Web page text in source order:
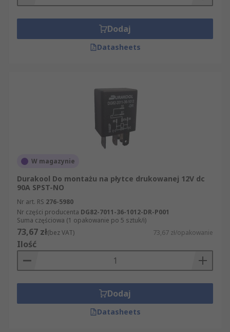
Dodaj
Datasheets
W magazynie
Durakool Do montażu na płytce drukowanej 12V dc
90A SPST-NO
Nr art. RS 276-5980
Nr części producenta DG82-7011-36-1012-DR-P001
Suma częściowa (1 opakowanie po 5 sztuk/i)
73,67 zł(bez VAT) 73,67 zł/opakowanie
Ilość
Dodaj
Datasheets